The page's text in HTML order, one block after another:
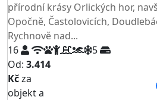
přírodní krásy Orlických hor,
Opočně, Častolovicích,
Rychnově nad...
16
5
Od: 3.414
Kčza
objekt a